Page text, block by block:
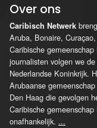
Over ons
Caribisch Netwerk
Aruba, Bonaire,
Caribische
journalisten volgen we
Nederlandse Koninkrijk.
Arubaanse
Den Haag die gevolgen
Caribische
onafhankelijk. ...